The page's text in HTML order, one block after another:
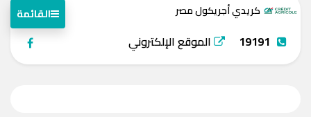
كريدي أجريكول مصر القائمة
19191 الموقع الإلكتروني